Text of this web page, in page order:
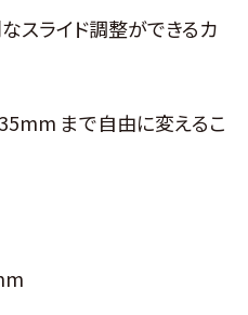
スライド調整ができるカ
まで自由に変えるこ